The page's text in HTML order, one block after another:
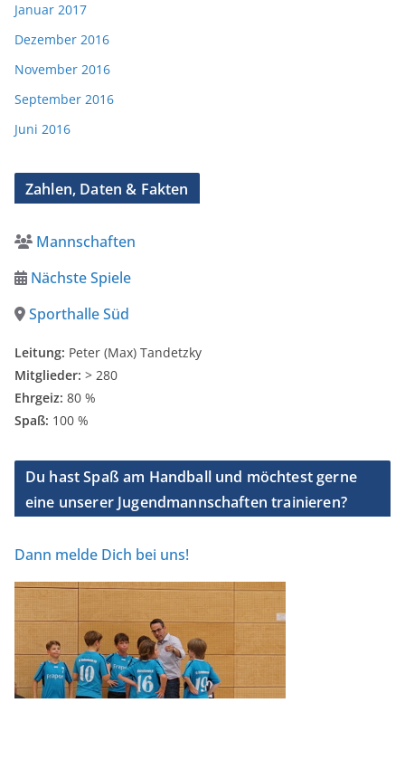
Januar 2017
Dezember 2016
November 2016
September 2016
Juni 2016
Zahlen, Daten & Fakten
Mannschaften
Nächste Spiele
Sporthalle Süd
Leitung: Peter (Max) Tandetzky
Mitglieder: > 280
Ehrgeiz: 80 %
Spaß: 100 %
Du hast Spaß am Handball und möchtest gerne
eine unserer Jugendmannschaften trainieren?
Dann melde Dich bei uns!